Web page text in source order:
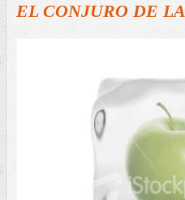
EL CONJURO DE